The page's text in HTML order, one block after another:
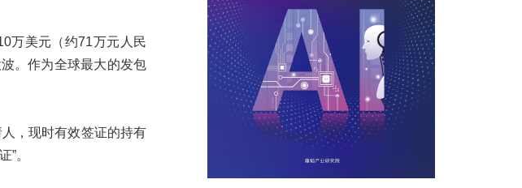
万美元（约71万元人民
。作为全球最大的发包
，现时有效签证的持有
”。